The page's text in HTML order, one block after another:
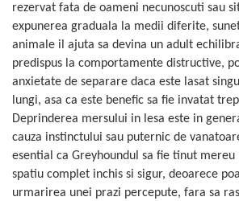
rezervat fata de oameni necunoscuti sau
expunerea graduala la medii diferite,
animale il ajuta sa devina un adult
predispus la comportamente distructive,
anxietate de separare daca este lasat
lungi, asa ca este benefic sa fie invatat
Deprinderea mersului in lesa este in
cauza instinctului sau puternic de
esential ca Greyhoundul sa fie tinut mereu
spatiu complet inchis si sigur, deoarece
urmarirea unei prazi percepute, fara sa